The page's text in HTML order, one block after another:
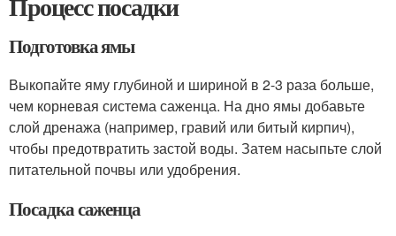
Подготовка ямы
Выкопайте яму глубиной и шириной в 2-3 раза больше,
чем корневая система саженца. На дно ямы добавьте
слой дренажа (например, гравий или битый кирпич),
чтобы предотвратить застой воды. Затем насыпьте слой
питательной почвы или удобрения.
Посадка саженца